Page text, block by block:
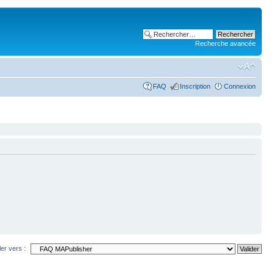
Recherche avancée
FAQ Inscription Connexion
vers :